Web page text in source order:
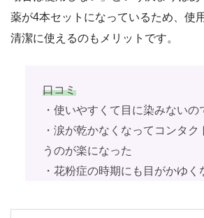
薬が4本セットになっているため、使
清潔に使えるのもメリットです。
口コミ
・使いやすくて目に染みないの
・涙が乾かなくなってコンタク
うのが楽になった
・花粉症の時期にも目がかゆく